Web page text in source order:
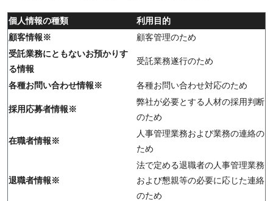
個人情報の種類
利用目的
顧客情報※
顧客管理のため
受託業務にともないお預かりす
る情報
受託業務遂行のため
各種お問い合わせ情報※ 各種お問い合わせ対応のため
採用応募者情報※
弊社が必要とする人材の採用判断
のため
在職者情報※
人事管理業務および業務の連絡の
ため
退職者情報※
法で定める退職者の人事管理業務
および懇親等の必要に応じた連絡
のため